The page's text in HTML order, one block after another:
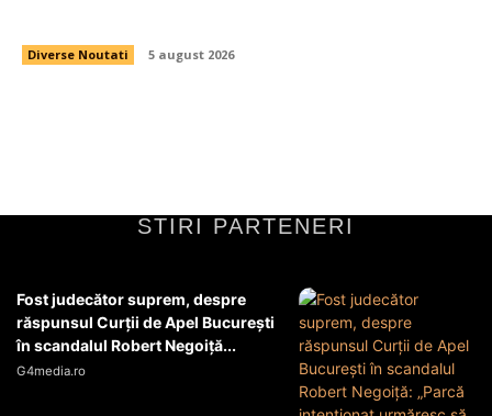
Diverse Noutati 5 august 2026
STIRI PARTENERI
Fost judecător suprem, despre
răspunsul Curții de Apel București
în scandalul Robert Negoiță...
G4media.ro